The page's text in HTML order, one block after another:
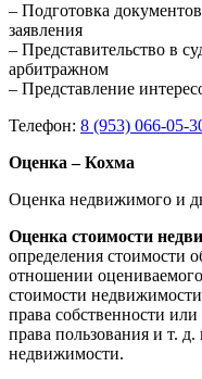
– Подготовка
заявления
– Представительство в
арбитражном
– Представление
Телефон: 8 (953) 066-05-
Оценка – Кохма
Оценка недвижимого и
Оценка стоимости
определения стоимости
отношении
стоимости
права собственности
права пользования и т.
недвижимости.